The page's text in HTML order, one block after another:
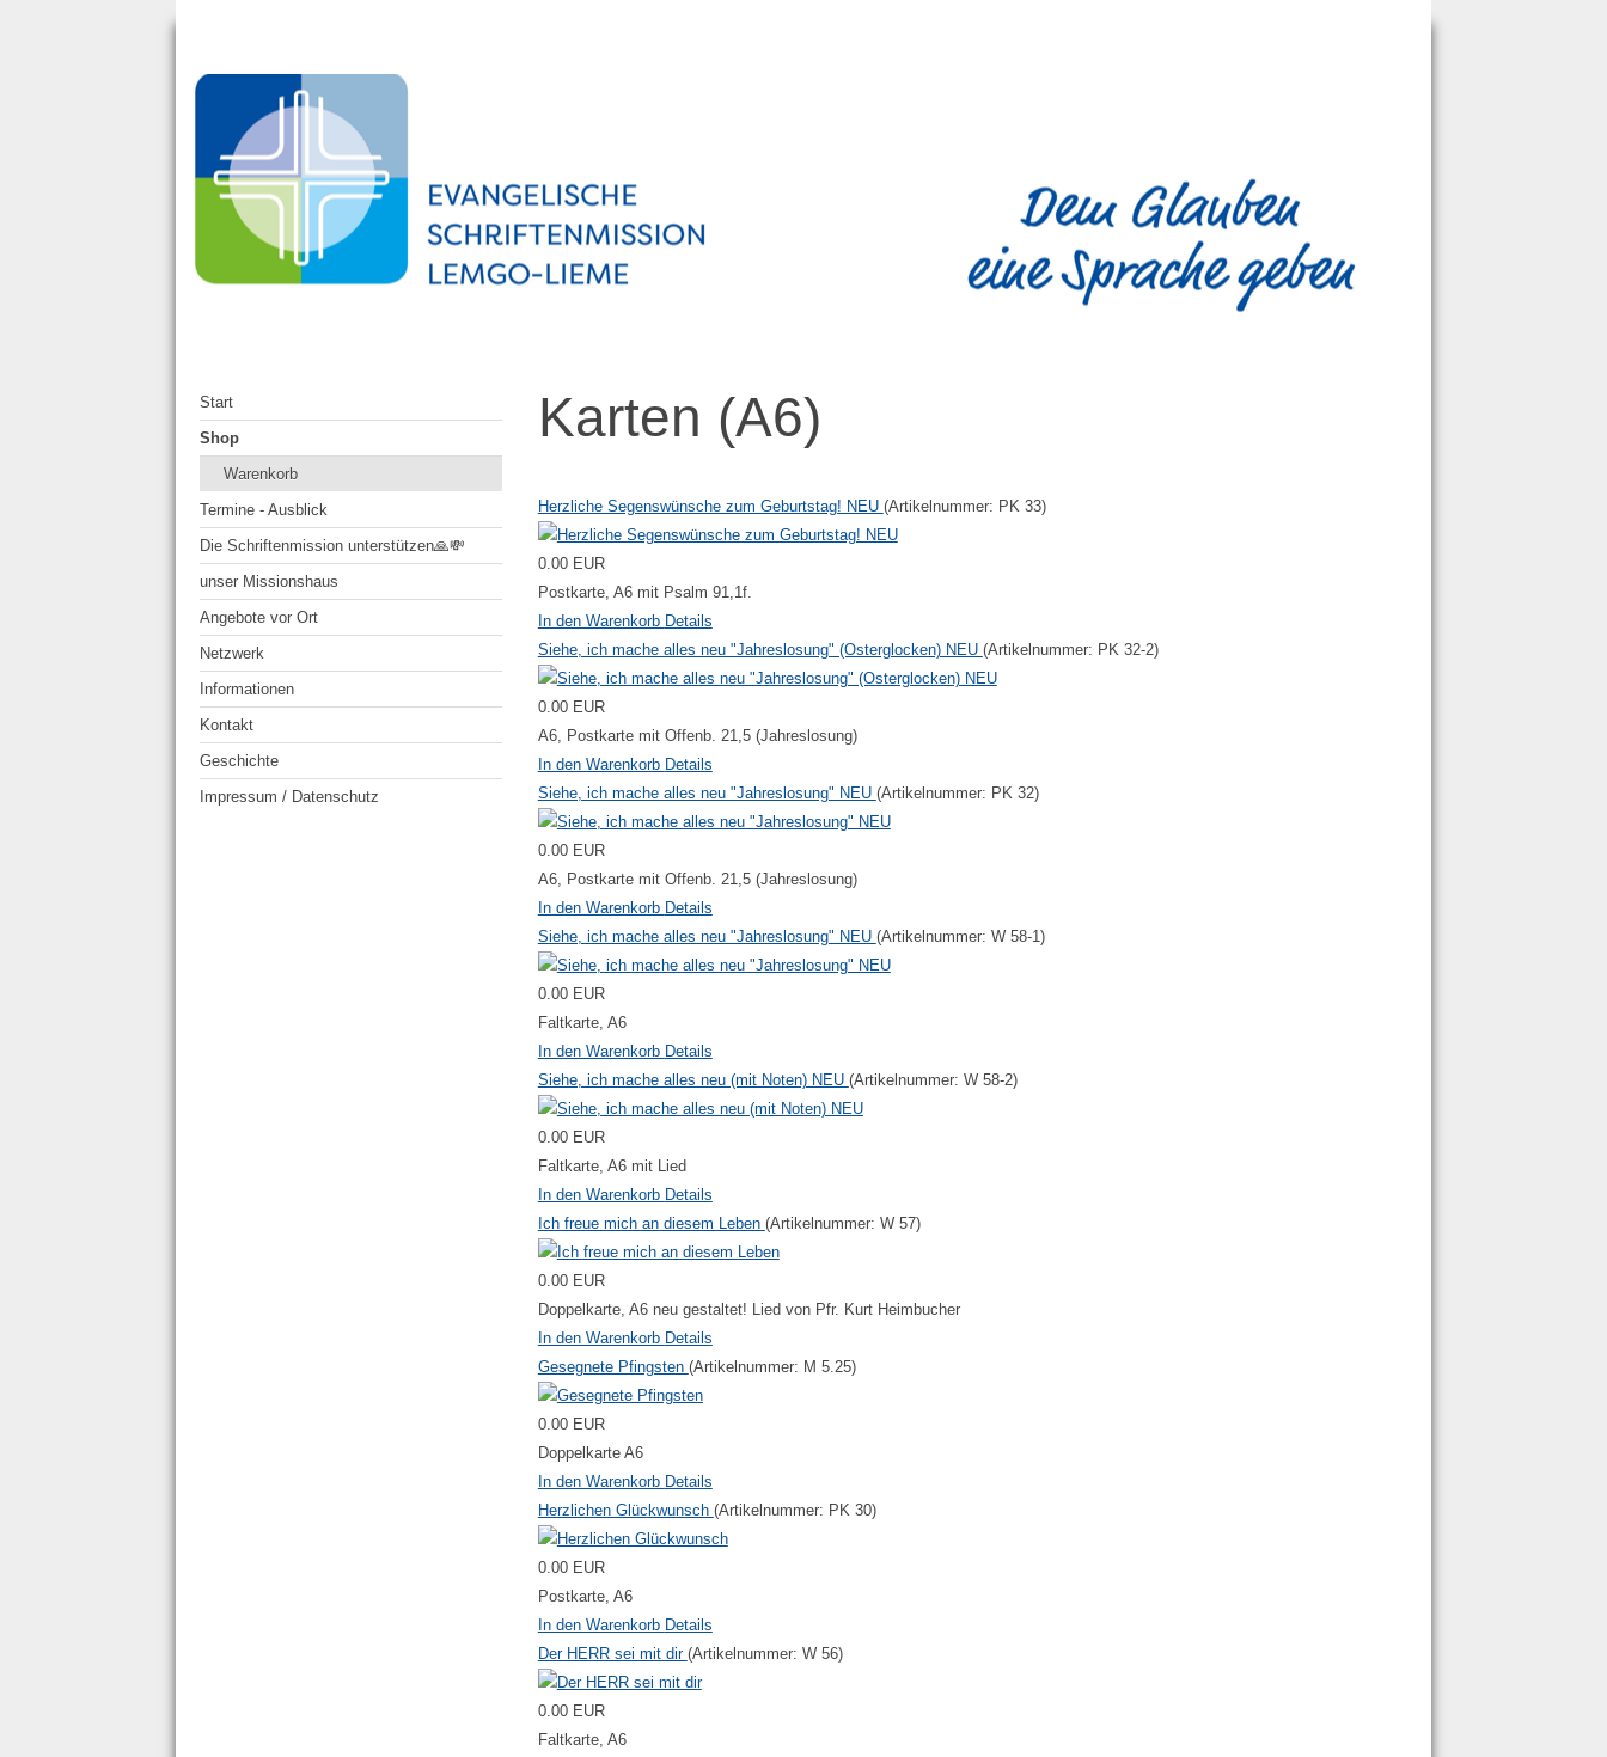
Start
Shop
Warenkorb
Termine - Ausblick
Die Schriftenmission unterstützen🙏💸
unser Missionshaus
Angebote vor Ort
Netzwerk
Informationen
Kontakt
Geschichte
Impressum / Datenschutz
Karten (A6)
Herzliche Segenswünsche zum Geburtstag! NEU (Artikelnummer: PK 33)
0.00 EUR
Postkarte, A6 mit Psalm 91,1f.
In den Warenkorb Details
Siehe, ich mache alles neu "Jahreslosung" (Osterglocken) NEU (Artikelnummer: PK 32-2)
0.00 EUR
A6, Postkarte mit Offenb. 21,5 (Jahreslosung)
In den Warenkorb Details
Siehe, ich mache alles neu "Jahreslosung" NEU (Artikelnummer: PK 32)
0.00 EUR
A6, Postkarte mit Offenb. 21,5 (Jahreslosung)
In den Warenkorb Details
Siehe, ich mache alles neu "Jahreslosung" NEU (Artikelnummer: W 58-1)
0.00 EUR
Faltkarte, A6
In den Warenkorb Details
Siehe, ich mache alles neu (mit Noten) NEU (Artikelnummer: W 58-2)
0.00 EUR
Faltkarte, A6 mit Lied
In den Warenkorb Details
Ich freue mich an diesem Leben (Artikelnummer: W 57)
0.00 EUR
Doppelkarte, A6 neu gestaltet! Lied von Pfr. Kurt Heimbucher
In den Warenkorb Details
Gesegnete Pfingsten (Artikelnummer: M 5.25)
0.00 EUR
Doppelkarte A6
In den Warenkorb Details
Herzlichen Glückwunsch (Artikelnummer: PK 30)
0.00 EUR
Postkarte, A6
In den Warenkorb Details
Der HERR sei mit dir (Artikelnummer: W 56)
0.00 EUR
Faltkarte, A6